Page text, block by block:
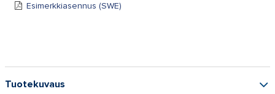
Esimerkkiasennus (SWE)
Tuotekuvaus